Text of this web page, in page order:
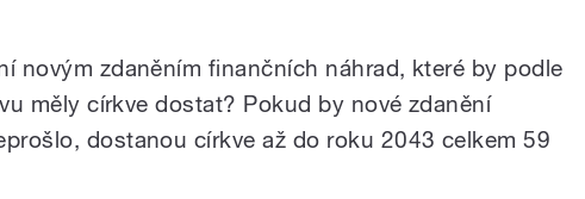
novým zdaněním finančních náhrad, které by podle
měly církve dostat? Pokud by nové zdanění
dostanou církve až do roku 2043 celkem 59